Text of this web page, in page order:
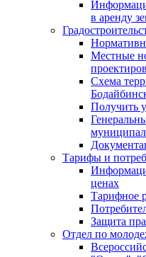
в аренду
Местные
Схема
Получить
Тарифы и
ценах
Тарифное
Защита
Отдел по